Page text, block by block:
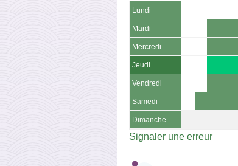
Lundi
Mardi
Mercredi
Jeudi
Vendredi
Samedi
Dimanche
Signaler une erreur